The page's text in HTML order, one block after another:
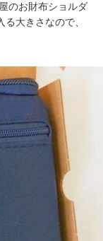
のお財布ショルダ
大きさなので、